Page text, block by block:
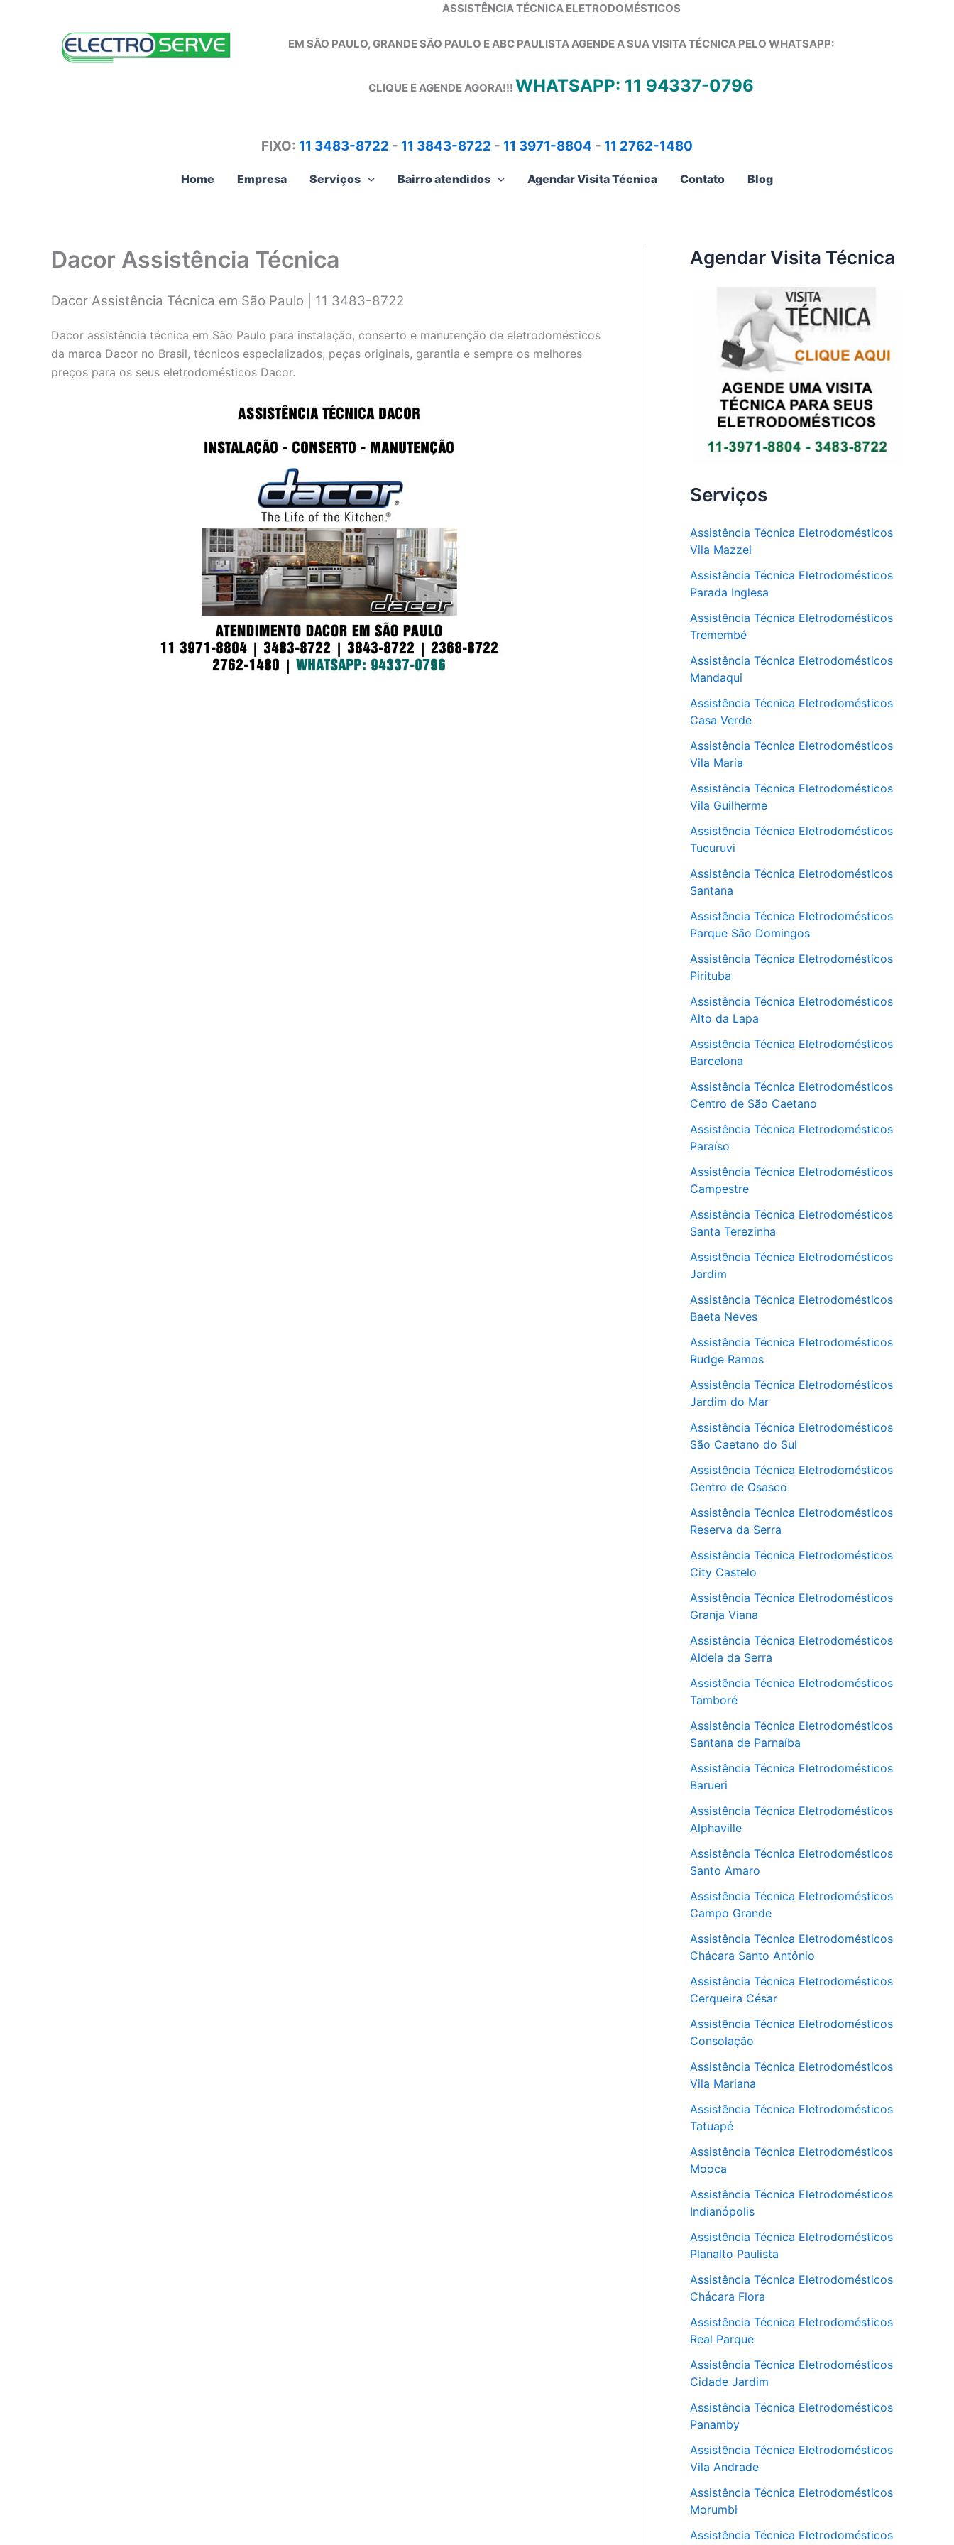
ASSISTÊNCIA TÉCNICA ELETRODOMÉSTICOS
EM SÃO PAULO, GRANDE SÃO PAULO E ABC PAULISTAAGENDE A SUA VISITA TÉCNICA PELO WHATSAPP:
CLIQUE E AGENDE AGORA!!! WHATSAPP: 11 94337-0796
FIXO: 11 3483-8722 - 11 3843-8722 - 11 3971-8804 - 11 2762-1480
Home Empresa Serviços Bairro atendidos Agendar Visita Técnica Contato Blog
Dacor Assistência Técnica
Dacor Assistência Técnica em São Paulo | 11 3483-8722
Dacor assistência técnica em São Paulo para instalação, conserto e manutenção de eletrodomésticos
da marca Dacor no Brasil, técnicos especializados, peças originais, garantia e sempre os melhores
preços para os seus eletrodomésticos Dacor.
Agendar Visita Técnica
Serviços
Assistência Técnica Eletrodomésticos
Vila Mazzei
Assistência Técnica Eletrodomésticos
Parada Inglesa
Assistência Técnica Eletrodomésticos
Tremembé
Assistência Técnica Eletrodomésticos
Mandaqui
Assistência Técnica Eletrodomésticos
Casa Verde
Assistência Técnica Eletrodomésticos
Vila Maria
Assistência Técnica Eletrodomésticos
Vila Guilherme
Assistência Técnica Eletrodomésticos
Tucuruvi
Assistência Técnica Eletrodomésticos
Santana
Assistência Técnica Eletrodomésticos
Parque São Domingos
Assistência Técnica Eletrodomésticos
Pirituba
Assistência Técnica Eletrodomésticos
Alto da Lapa
Assistência Técnica Eletrodomésticos
Barcelona
Assistência Técnica Eletrodomésticos
Centro de São Caetano
Assistência Técnica Eletrodomésticos
Paraíso
Assistência Técnica Eletrodomésticos
Campestre
Assistência Técnica Eletrodomésticos
Santa Terezinha
Assistência Técnica Eletrodomésticos
Jardim
Assistência Técnica Eletrodomésticos
Baeta Neves
Assistência Técnica Eletrodomésticos
Rudge Ramos
Assistência Técnica Eletrodomésticos
Jardim do Mar
Assistência Técnica Eletrodomésticos
São Caetano do Sul
Assistência Técnica Eletrodomésticos
Centro de Osasco
Assistência Técnica Eletrodomésticos
Reserva da Serra
Assistência Técnica Eletrodomésticos
City Castelo
Assistência Técnica Eletrodomésticos
Granja Viana
Assistência Técnica Eletrodomésticos
Aldeia da Serra
Assistência Técnica Eletrodomésticos
Tamboré
Assistência Técnica Eletrodomésticos
Santana de Parnaíba
Assistência Técnica Eletrodomésticos
Barueri
Assistência Técnica Eletrodomésticos
Alphaville
Assistência Técnica Eletrodomésticos
Santo Amaro
Assistência Técnica Eletrodomésticos
Campo Grande
Assistência Técnica Eletrodomésticos
Chácara Santo Antônio
Assistência Técnica Eletrodomésticos
Cerqueira César
Assistência Técnica Eletrodomésticos
Consolação
Assistência Técnica Eletrodomésticos
Vila Mariana
Assistência Técnica Eletrodomésticos
Tatuapé
Assistência Técnica Eletrodomésticos
Mooca
Assistência Técnica Eletrodomésticos
Indianópolis
Assistência Técnica Eletrodomésticos
Planalto Paulista
Assistência Técnica Eletrodomésticos
Chácara Flora
Assistência Técnica Eletrodomésticos
Real Parque
Assistência Técnica Eletrodomésticos
Cidade Jardim
Assistência Técnica Eletrodomésticos
Panamby
Assistência Técnica Eletrodomésticos
Vila Andrade
Assistência Técnica Eletrodomésticos
Morumbi
Assistência Técnica Eletrodomésticos